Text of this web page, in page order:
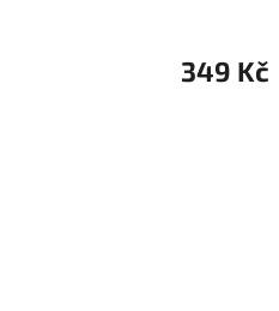
349 Kč